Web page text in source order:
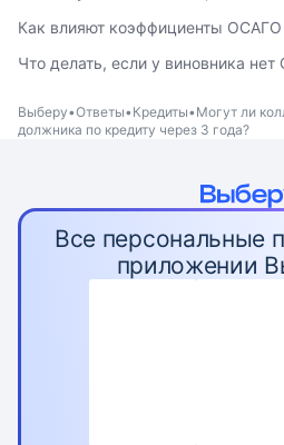
Как влияют коэффициенты ОСАГО
Что делать, если у виновника
Выберу Ответы Кредиты Могут ли
должника по кредиту через 3 года?
Все персональные
приложении